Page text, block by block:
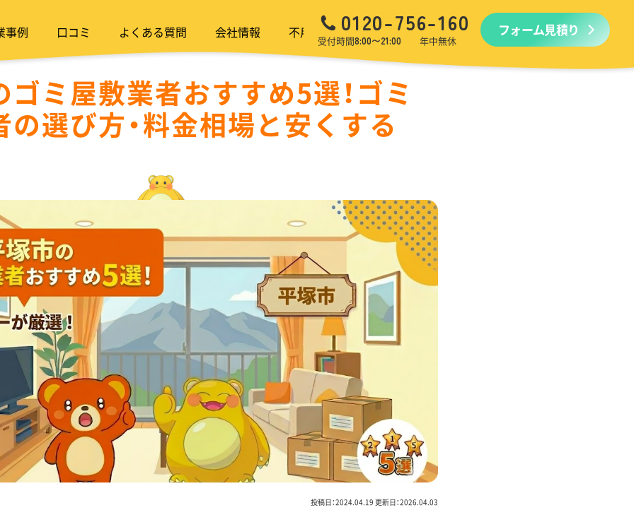
事例 口コミ よくある質問 会社情報 不用品回収 生前・遺品整理 引越しゴミ回収 ゴミ屋敷
0120-756-160
受付時間8:00〜21:00 年中無休
フォーム見積り
ミ屋敷業者おすすめ5選！ゴミ
選び方・料金相場と安くする
投稿日：2024.04.19 更新日：2026.04.03